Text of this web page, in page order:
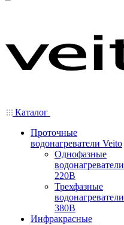
Каталог
Проточные
водонагреватели Veito
Однофазные
водонагреватели
220В
Трехфазные
водонагреватели
380В
Инфракрасные